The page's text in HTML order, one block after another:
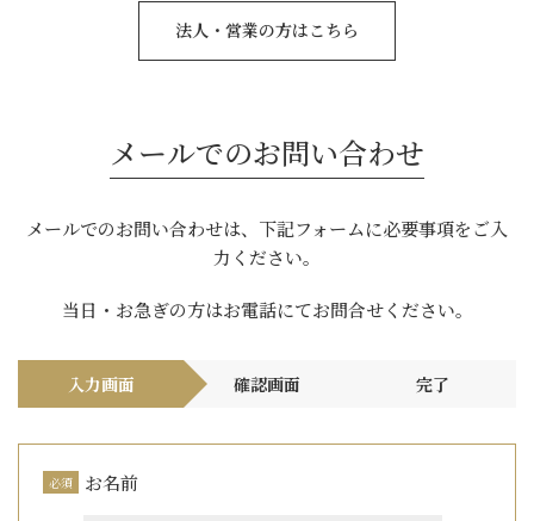
法人・営業の方はこちら
メールでのお問い合わせ
メールでのお問い合わせは、下記フォームに必要事項をご入
力ください。
当日・お急ぎの方はお電話にてお問合せください。
入力画面 確認画面 完了
必須 お名前